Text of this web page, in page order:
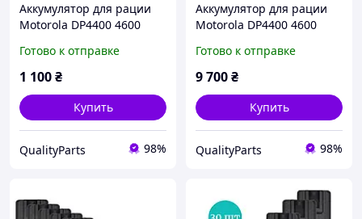
Аккумулятор для рации
Motorola DP4400 4600
Готово к отправке
1 100₴
Купить
QualityParts 98%
Аккумулятор для рации
Motorola DP4400 4600
10 шт.
Готово к отправке
9 700₴
Купить
QualityParts 98%